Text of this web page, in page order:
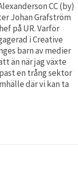
CC (by)
Johan Grafström
på UR. Varför
i Creative
barn av medier
än när jag växte
en trång sektor
där vi kan ta